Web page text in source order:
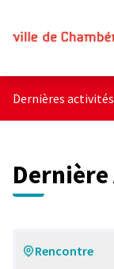
Dernières activités
Rencontre